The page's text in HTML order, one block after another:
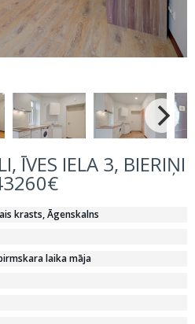
ĪVES IELA 3, BIERIŅI
krasts, Āgenskalns
laika māja